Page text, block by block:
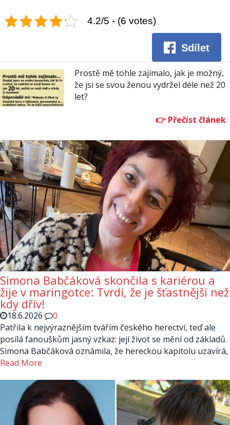
4.2/5 - (6 votes)
Sdílet
Prostě mě tohle zajímalo, jak je možný,
že jsi se svou ženou vydržel déle než 20
let?
Simona Babčáková skončila s kariérou a
žije v maringotce: Tvrdí, že je šťastnější než
kdy dřív!
18.6.2026
0
Patřila k nejvýraznějším tvářím českého herectví, teď ale
posílá fanouškům jasný vzkaz: její život se mění od základů.
Simona Babčáková oznámila, že hereckou kapitolu uzavírá,
Read More